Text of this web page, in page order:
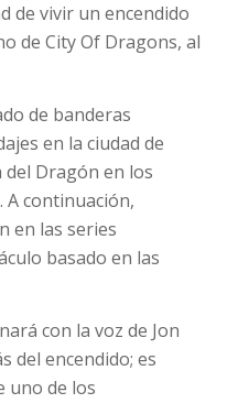
de vivir un encendido
de City Of Dragons, al
de banderas
en la ciudad de
del Dragón en los
A continuación,
en las series
basado en las
con la voz de Jon
del encendido; es
uno de los